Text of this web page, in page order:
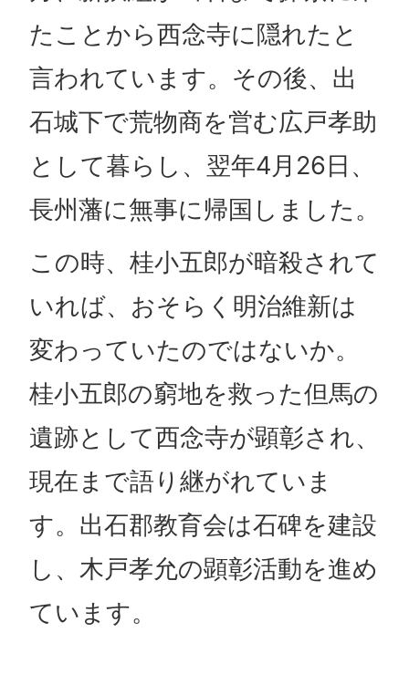
たことから西念寺に隠れたと
言われています。その後、出
石城下で荒物商を営む広戸孝助
として暮らし、翌年4月26日、
長州藩に無事に帰国しました。
この時、桂小五郎が暗殺されて
いれば、おそらく明治維新は
変わっていたのではないか。
桂小五郎の窮地を救った但馬の
遺跡として西念寺が顕彰され、
現在まで語り継がれていま
す。出石郡教育会は石碑を建設
し、木戸孝允の顕彰活動を進め
ています。